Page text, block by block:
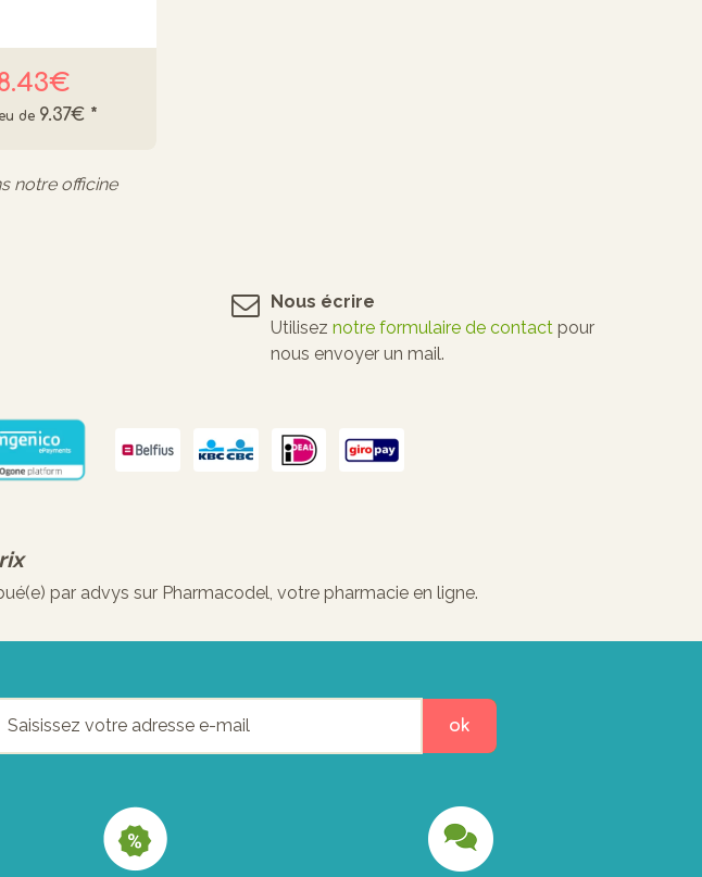
9.37€ *
notre officine
Nous écrire
Utilisez notre formulaire de contact pour
nous envoyer un mail.
par advys sur Pharmacodel, votre pharmacie en ligne.
ok